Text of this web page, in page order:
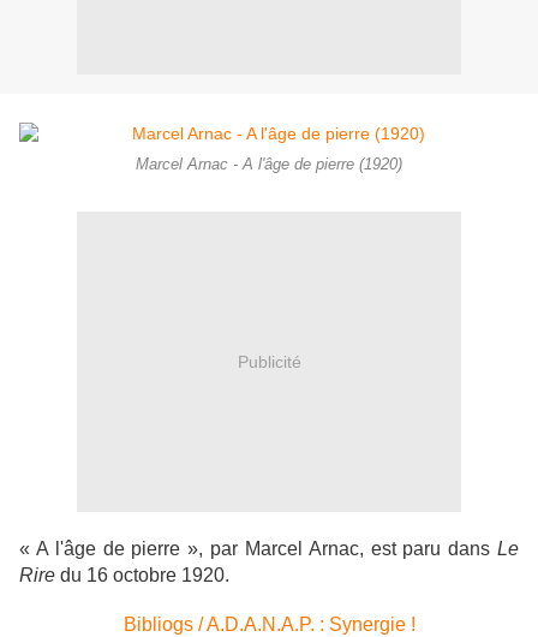
Marcel Arnac - A l'âge de pierre (1920)
Publicité
« A l'âge de pierre », par Marcel Arnac, est paru dans Le
Rire du 16 octobre 1920.
Bibliogs / A.D.A.N.A.P. : Synergie !